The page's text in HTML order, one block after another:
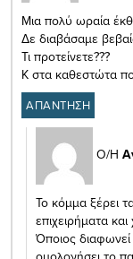
Μια πολύ ωραία
Δε διαβάσαμε
Τι προτείνετε???
Κ στα καθεστώτα
ΑΠΑΝΤΗΣΗ
Ο/Η
Το κόμμα ξέρει
επιχειρήματα
Όποιος